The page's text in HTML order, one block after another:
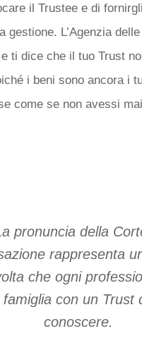
il Trustee e di
gestione. L’Agenzia
ti dice che il tuo Trust
i beni sono ancora i
come se non avessi
pronuncia della
rappresenta
che ogni
famiglia con un Trust
conoscere.